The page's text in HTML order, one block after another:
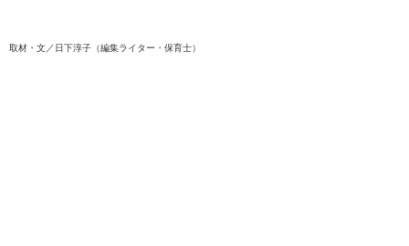
取材・文／日下淳子（編集ライター・保育士）